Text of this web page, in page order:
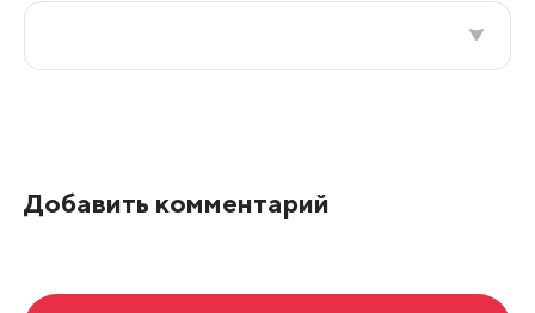
Добавить комментарий